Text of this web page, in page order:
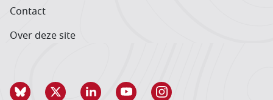
Contact
Over deze site